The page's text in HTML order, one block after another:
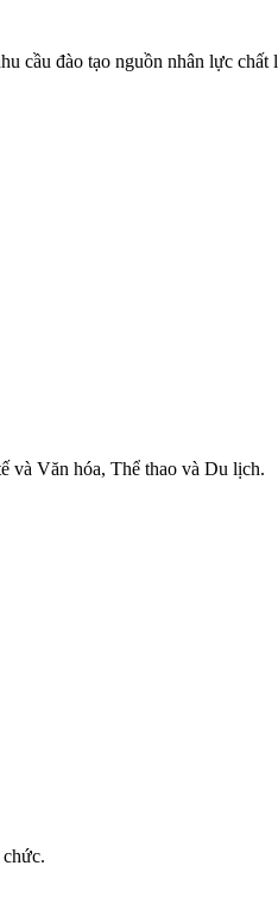
cầu đào tạo nguồn nhân lực chất
và Văn hóa, Thể thao và Du lịch.